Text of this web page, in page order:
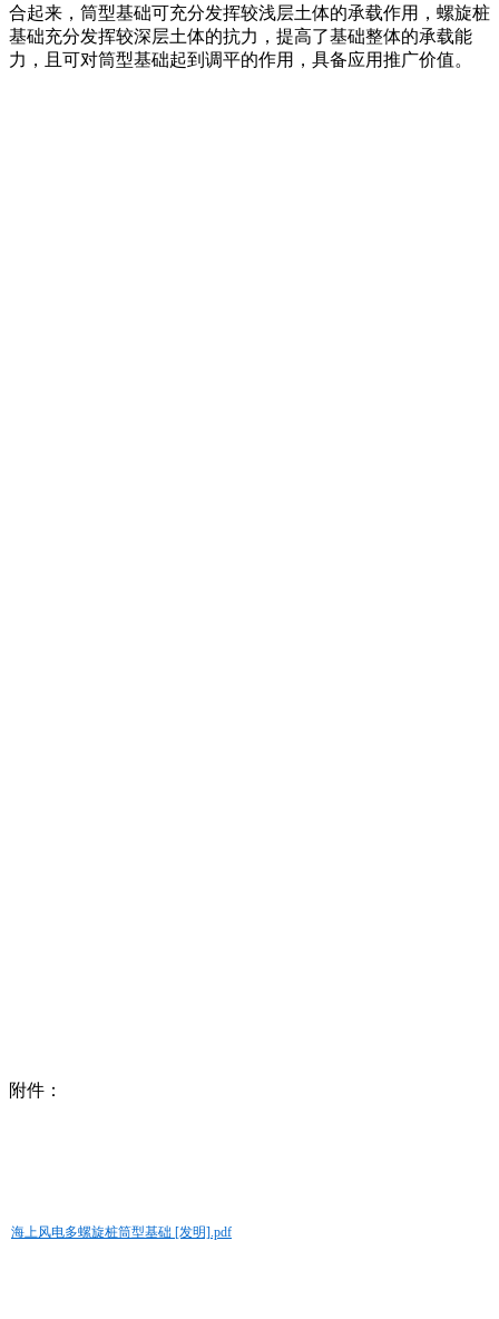
合起来，筒型基础可充分发挥较浅层土体的承载作用，螺旋桩
基础充分发挥较深层土体的抗力，提高了基础整体的承载能
力，且可对筒型基础起到调平的作用，具备应用推广价值。
附件：
海上风电多螺旋桩筒型基础 [发明].pdf